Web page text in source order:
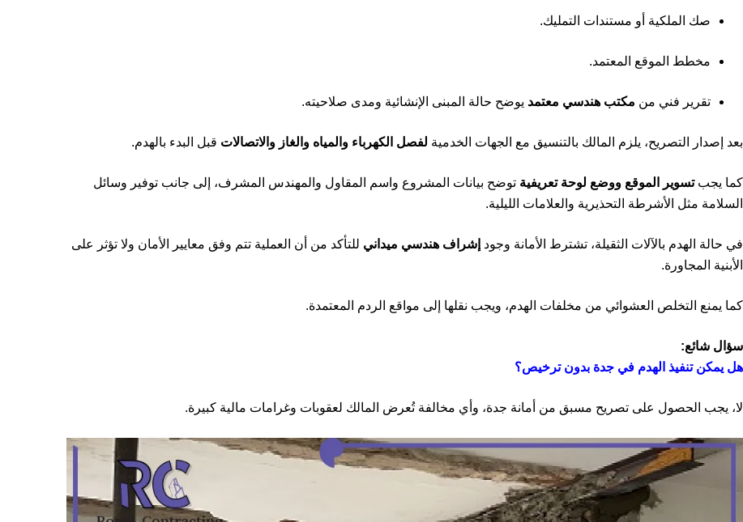
صك الملكية أو مستندات التمليك.
مخطط الموقع المعتمد.
تقرير فني من مكتب هندسي معتمد يوضح حالة المبنى الإنشائية ومدى صلاحيته.
بعد إصدار التصريح، يلزم المالك بالتنسيق مع الجهات الخدمية لفصل الكهرباء والمياه والغاز والاتصالات قبل البدء بالهدم.
كما يجبتسوير الموقع ووضع لوحة تعريفية توضح بيانات المشروع واسم المقاول والمهندس المشرف، إلى جانب توفير وسائل
السلامة مثل الأشرطة التحذيرية والعلامات الليلية.
في حالة الهدم بالآلات الثقيلة، تشترط الأمانة وجود إشراف هندسي ميداني للتأكد من أن العملية تتم وفق معايير الأمان ولا تؤثر على
الأبنية المجاورة.
كما يمنع التخلص العشوائي من مخلفات الهدم، ويجب نقلها إلى مواقع الردم المعتمدة.
سؤال شائع:
هل يمكن تنفيذ الهدم في جدة بدون ترخيص؟
لا، يجب الحصول على تصريح مسبق من أمانة جدة، وأي مخالفة تُعرض المالك لعقوبات وغرامات مالية كبيرة.